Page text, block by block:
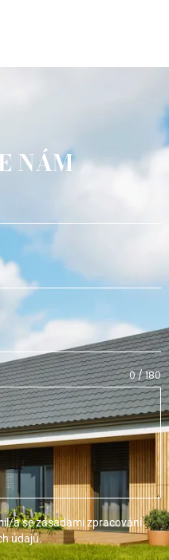
NÁM
0 / 180
a se zásadami zpracování
údajů.